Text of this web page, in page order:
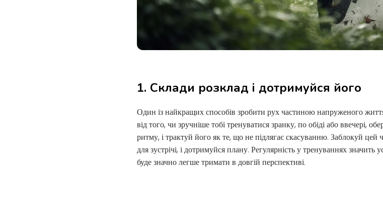
1. Склади розклад і дотримуйся його
Один із найкращих способів зробити рух частиною напруженого
від того, чи зручніше тобі тренуватися зранку, по обіді або ввечері,
ритму, і трактуй його як те, що не підлягає скасуванню. Заблокуй цей
для зустрічі, і дотримуйся плану. Регулярність у тренуваннях значить
буде значно легше тримати в довгій перспективі.